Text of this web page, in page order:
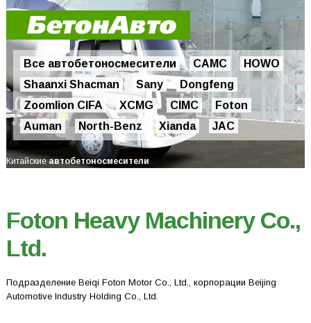
Все автобетоносмесители CAMC
HOWO
Shaanxi Shacman
Sany
Dongfeng
Zoomlion CIFA
XCMG CIMC
Foton
Auman
North-Benz Xianda JAC
Китайскиеавтобетоносмесители
Foton Heavy Machinery Co.,
Ltd.
Подразделение Beiqi Foton Motor Co., Ltd., корпорации Beijing
Automotive Industry Holding Co., Ltd.